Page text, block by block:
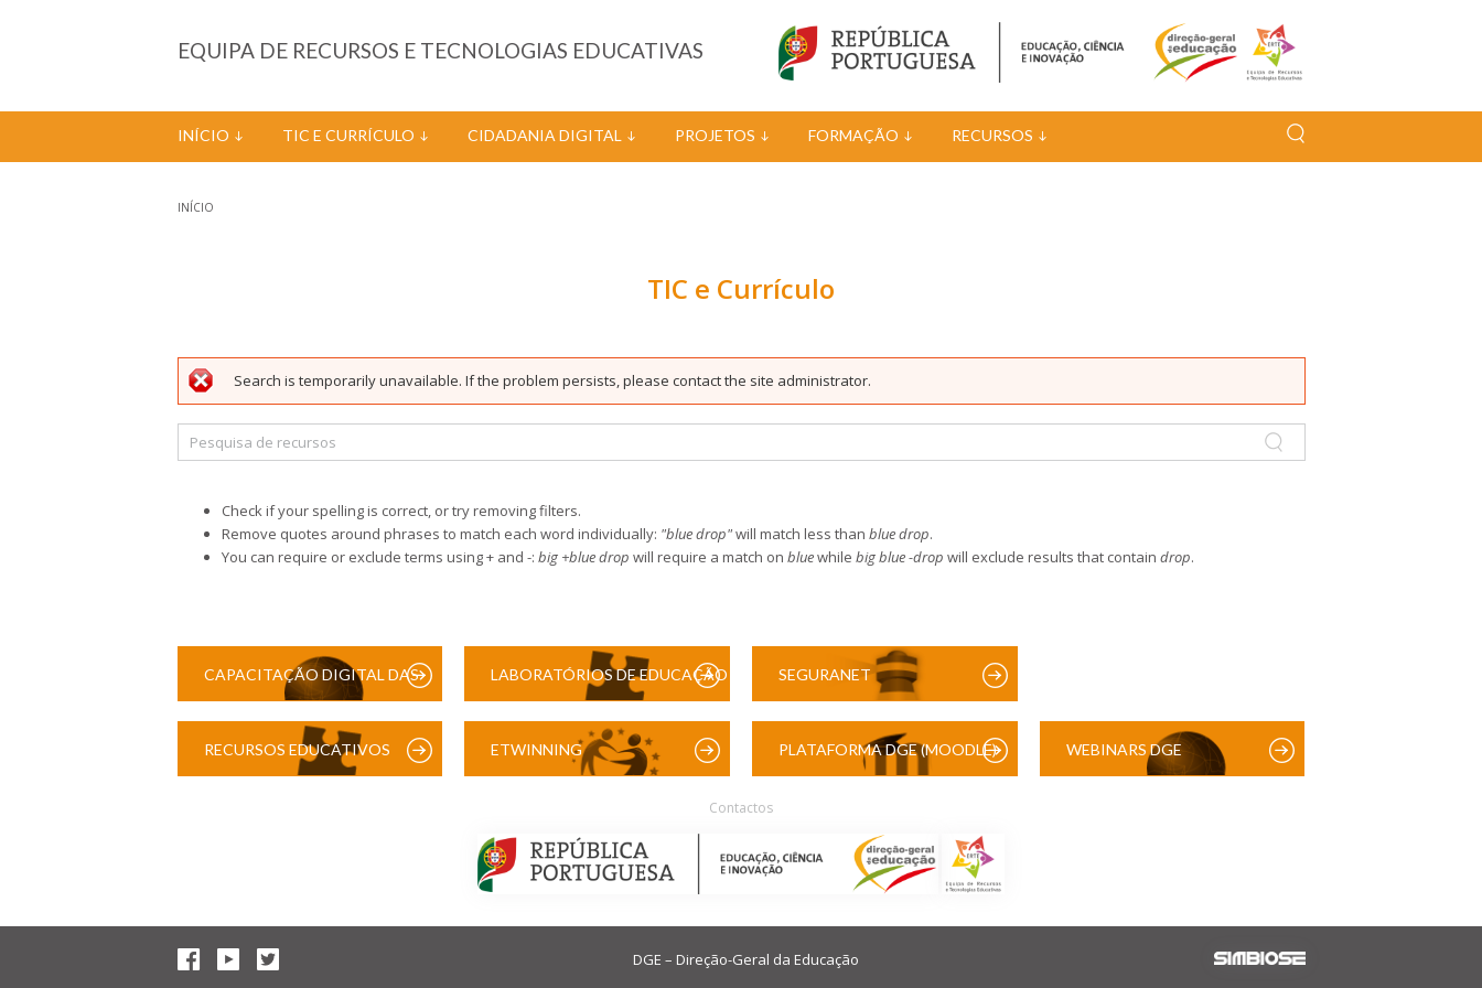
EQUIPA DE RECURSOS E TECNOLOGIAS EDUCATIVAS
INÍCIO TIC E CURRÍCULO CIDADANIA DIGITAL PROJETOS FORMAÇÃO RECURSOS
INÍCIO
TIC e Currículo
Mensagem de erro
Search is temporarily unavailable. If the problem persists, please contact the site administrator.
Check if your spelling is correct, or try removing filters.
Remove quotes around phrases to match each word individually: "blue drop"will match less than blue drop.
You can require or exclude terms using + and -: big +blue drop will require a match on bluewhile big blue -drop will exclude results that contain drop.
CAPACITAÇÃO DIGITAL DAS LABORATÓRIOS DE EDUCAÇÃO SEGURANET
RECURSOS EDUCATIVOS ETWINNING PLATAFORMA DGE (MOODLE) WEBINARS DGE
Contactos
DGE – Direção-Geral da Educação